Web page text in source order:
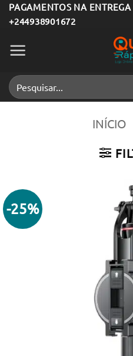
Skip
to
content
PAGAMENTOS NA
+244938901672
Pesquisar
por:
INÍCIO
-25%